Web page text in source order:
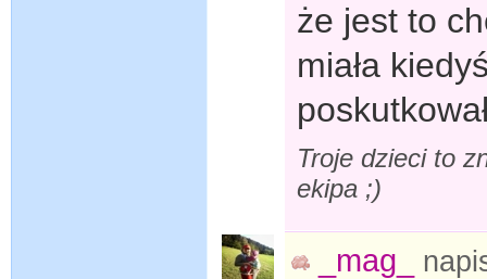
że jest to
miała
Troje dzieci to
ekipa ;)
_mag_